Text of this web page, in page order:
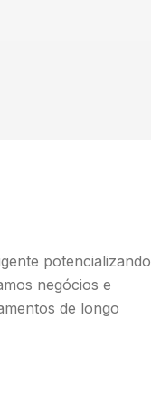
potencializando
negócios e
de longo